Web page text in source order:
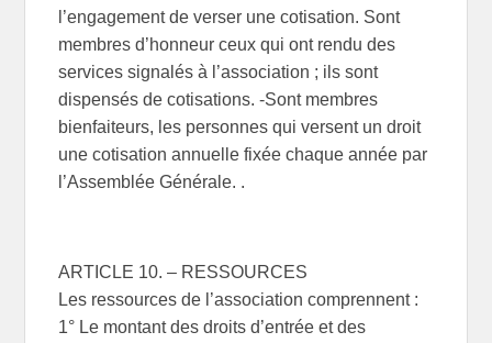
l’engagement de verser une cotisation. Sont
membres d’honneur ceux qui ont rendu des
services signalés à l’association ; ils sont
dispensés de cotisations. -Sont membres
bienfaiteurs, les personnes qui versent un droit
une cotisation annuelle fixée chaque année par
l’Assemblée Générale. .
ARTICLE 10. – RESSOURCES
Les ressources de l’association comprennent :
1° Le montant des droits d’entrée et des